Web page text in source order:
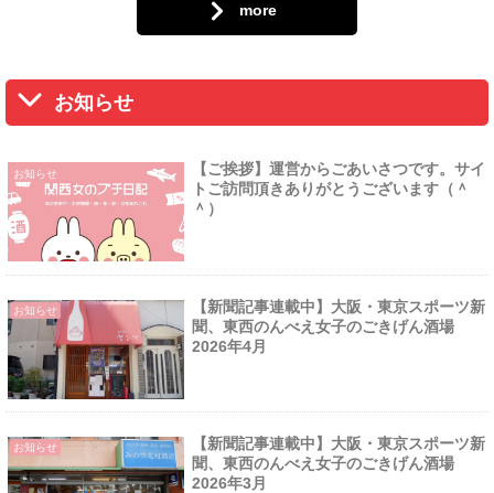
more
お知らせ
お知らせ
【ご挨拶】運営からごあいさつです。サイ
トご訪問頂きありがとうございます（＾
＾）
お知らせ
【新聞記事連載中】大阪・東京スポーツ新
聞、東西のんべえ女子のごきげん酒場
2026年4月
お知らせ
【新聞記事連載中】大阪・東京スポーツ新
聞、東西のんべえ女子のごきげん酒場
2026年3月